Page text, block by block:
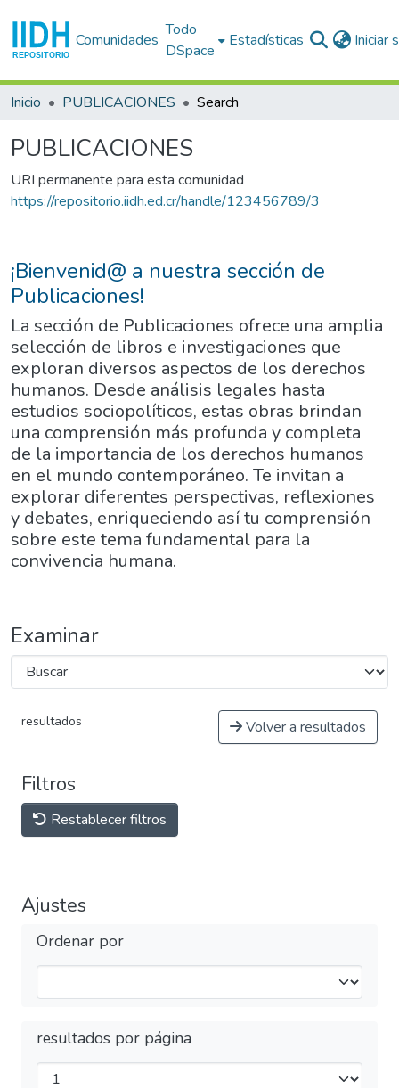
Comunidades
Todo
DSpace
Estadísticas Iniciar
Inicio PUBLICACIONES Search
PUBLICACIONES
URI permanente para esta comunidad
https://repositorio.iidh.ed.cr/handle/123456789/3
¡Bienvenid@ a nuestra sección de
Publicaciones!
La sección de Publicaciones ofrece una amplia
selección de libros e investigaciones que
exploran diversos aspectos de los derechos
humanos. Desde análisis legales hasta
estudios sociopolíticos, estas obras brindan
una comprensión más profunda y completa
de la importancia de los derechos humanos
en el mundo contemporáneo. Te invitan a
explorar diferentes perspectivas, reflexiones
y debates, enriqueciendo así tu comprensión
sobre este tema fundamental para la
convivencia humana.
Examinar
resultados Volver a resultados
Filtros
Restablecer filtros
Ajustes
Ordenar por
resultados por página